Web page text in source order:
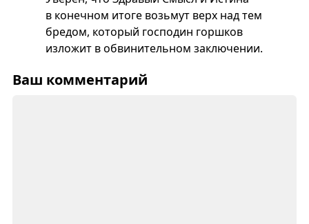
в конечном итоге возьмут верх над тем
бредом, который господин горшков
изложит в обвинительном заключении.
Ваш комментарий